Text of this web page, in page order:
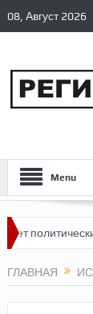
08, Август 2026
Menu
ГЛАВНАЯ